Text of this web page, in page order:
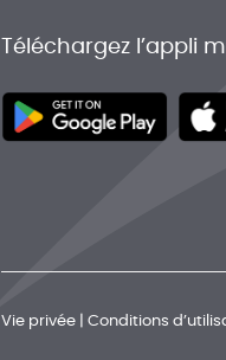
Téléchargez l’appli
Vie privée Conditions